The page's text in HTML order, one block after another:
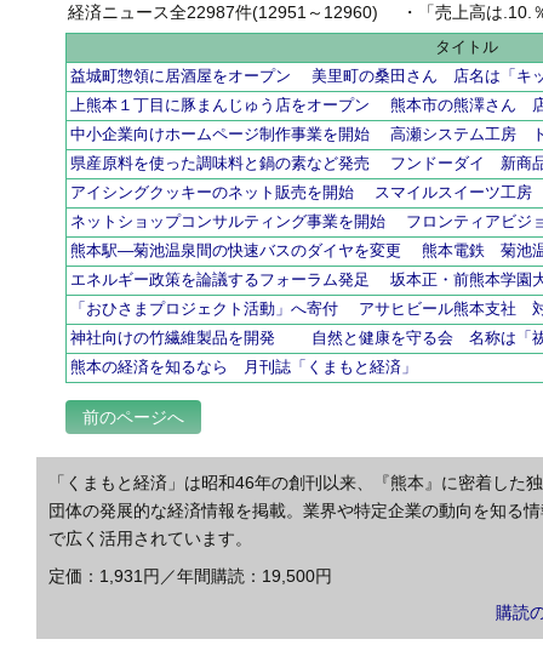
・
「売上高は.10.％増の
経済ニュース全22987件(12951～12960)
タイトル
益城町惣領に居酒屋をオープン 美里町の桑田さん 店名は「キ
上熊本１丁目に豚まんじゅう店をオープン 熊本市の熊澤さん
中小企業向けホームページ制作事業を開始 高瀬システム工房
県産原料を使った調味料と鍋の素など発売 フンドーダイ 新商
アイシングクッキーのネット販売を開始 スマイルスイーツ工
ネットショップコンサルティング事業を開始 フロンティアビ
熊本駅―菊池温泉間の快速バスのダイヤを変更 熊本電鉄 菊池
エネルギー政策を論議するフォーラム発足 坂本正・前熊本学
「おひさまプロジェクト活動」へ寄付 アサヒビール熊本支社
神社向けの竹繊維製品を開発 自然と健康を守る会 名
熊本の経済を知るなら 月刊誌「くまもと経済」
前のページへ
「くまもと経済」は昭和46年の創刊以来、『熊本』に密着し
団体の発展的な経済情報を掲載。業界や特定企業の動向を知る
で広く活用されています。
定価：1,931円／年間購読：19,500円
購読